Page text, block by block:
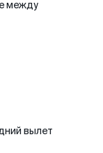
между
вылет